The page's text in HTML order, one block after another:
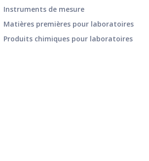
Instruments de mesure
Matières premières pour laboratoires
Produits chimiques pour laboratoires